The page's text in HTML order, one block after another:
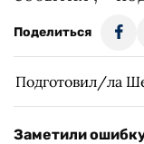
Поделиться
Подготовил/ла
Заметили